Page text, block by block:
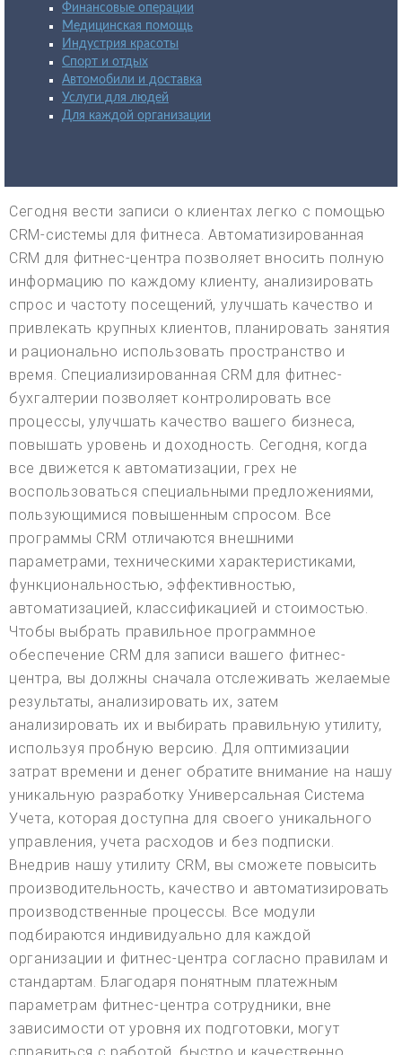
Финансовые операции
Медицинская помощь
Индустрия красоты
Спорт и отдых
Автомобили и доставка
Услуги для людей
Для каждой организации
Сегодня вести записи о клиентах легко с помощью
CRM-системы для фитнеса. Автоматизированная
CRM для фитнес-центра позволяет вносить полную
информацию по каждому клиенту, анализировать
спрос и частоту посещений, улучшать качество и
привлекать крупных клиентов, планировать занятия
и рационально использовать пространство и
время. Специализированная CRM для фитнес-
бухгалтерии позволяет контролировать все
процессы, улучшать качество вашего бизнеса,
повышать уровень и доходность. Сегодня, когда
все движется к автоматизации, грех не
воспользоваться специальными предложениями,
пользующимися повышенным спросом. Все
программы CRM отличаются внешними
параметрами, техническими характеристиками,
функциональностью, эффективностью,
автоматизацией, классификацией и стоимостью.
Чтобы выбрать правильное программное
обеспечение CRM для записи вашего фитнес-
центра, вы должны сначала отслеживать желаемые
результаты, анализировать их, затем
анализировать их и выбирать правильную утилиту,
используя пробную версию. Для оптимизации
затрат времени и денег обратите внимание на нашу
уникальную разработку Универсальная Система
Учета, которая доступна для своего уникального
управления, учета расходов и без подписки.
Внедрив нашу утилиту CRM, вы сможете повысить
производительность, качество и автоматизировать
производственные процессы. Все модули
подбираются индивидуально для каждой
организации и фитнес-центра согласно правилам и
стандартам. Благодаря понятным платежным
параметрам фитнес-центра сотрудники, вне
зависимости от уровня их подготовки, могут